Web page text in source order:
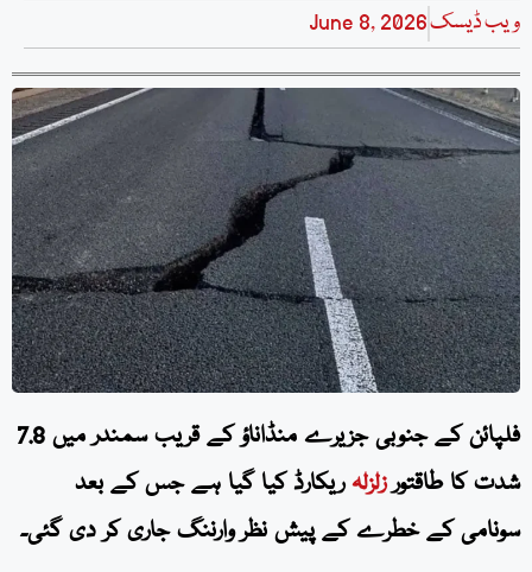
ویب ڈیسکJune 8, 2026
فلپائن کے جنوبی جزیرے منڈاناؤ کے قریب سمندر میں 7.8
شدت کا طاقتورزلزلہریکارڈ کیا گیا ہے جس کے بعد
سونامی کے خطرے کے پیش نظر وارننگ جاری کر دی گئی۔